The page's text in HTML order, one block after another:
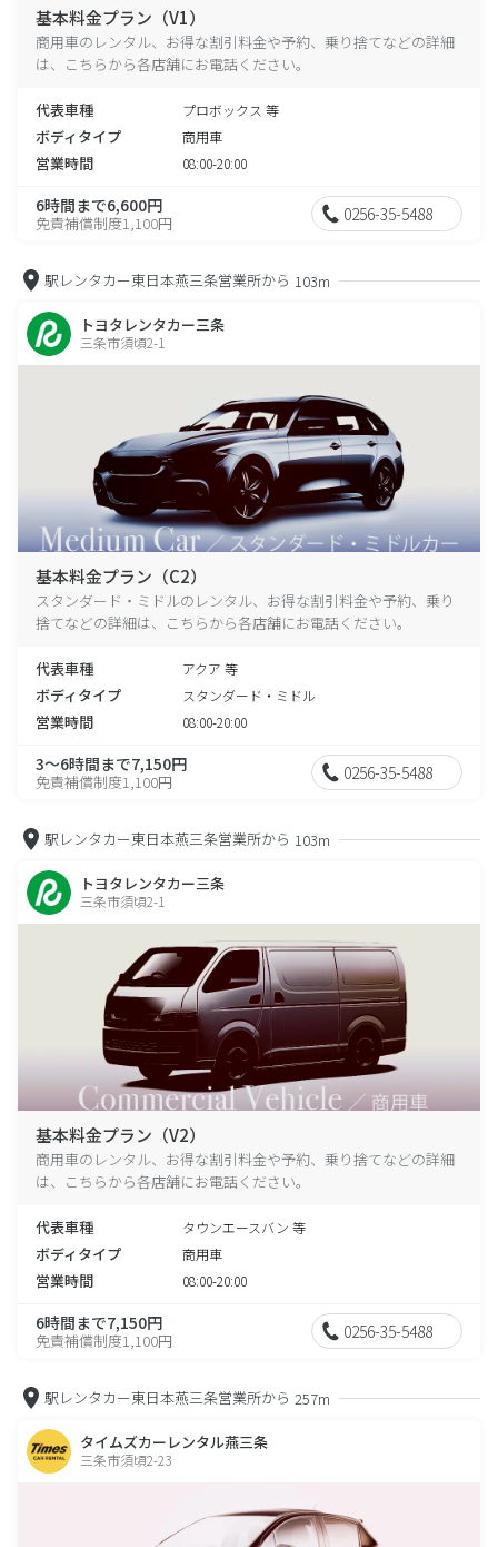
基本料金プラン（V1）
商用車のレンタル、お得な割引料金や予約、乗り捨てなどの詳細
は、こちらから各店舗にお電話ください。
代表車種 プロボックス 等
ボディタイプ 商用車
営業時間 08:00-20:00
6時間まで6,600円
免責補償制度1,100円 0256-35-5488
駅レンタカー東日本燕三条営業所から 103m
トヨタレンタカー三条
三条市須頃2-1
基本料金プラン（C2）
スタンダード・ミドルのレンタル、お得な割引料金や予約、乗り
捨てなどの詳細は、こちらから各店舗にお電話ください。
代表車種 アクア 等
ボディタイプ スタンダード・ミドル
営業時間 08:00-20:00
3～6時間まで7,150円
免責補償制度1,100円 0256-35-5488
駅レンタカー東日本燕三条営業所から 103m
トヨタレンタカー三条
三条市須頃2-1
基本料金プラン（V2）
商用車のレンタル、お得な割引料金や予約、乗り捨てなどの詳細
は、こちらから各店舗にお電話ください。
代表車種 タウンエースバン 等
ボディタイプ 商用車
営業時間 08:00-20:00
6時間まで7,150円
免責補償制度1,100円 0256-35-5488
駅レンタカー東日本燕三条営業所から 257m
タイムズカーレンタル燕三条
三条市須頃2-23